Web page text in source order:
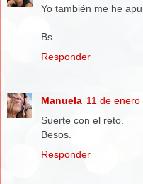
Yo también me he
Bs.
Responder
Manuela 11 de
Suerte con el reto.
Besos.
Responder